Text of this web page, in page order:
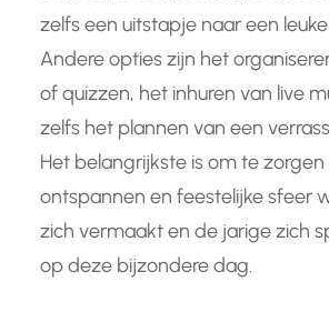
zelfs een uitstapje naar een
Andere opties zijn het
of quizzen, het inhuren van live
zelfs het plannen van een
Het belangrijkste is om te
ontspannen en feestelijke sfeer
zich vermaakt en de jarige zich
op deze bijzondere dag.